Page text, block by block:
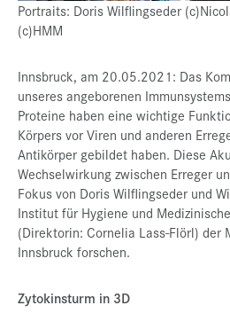
Portraits: Doris Wilflingseder
(c)HMM
Innsbruck, am 20.05.2021: Das
unseres angeborenen
Proteine haben eine wichtige
Körpers vor Viren und anderen
Antikörper gebildet haben. Diese
Wechselwirkung zwischen Erreger
Fokus von Doris Wilflingseder und
Institut für Hygiene und
(Direktorin: Cornelia Lass-Flörl) der
Innsbruck forschen.
Zytokinsturm in 3D